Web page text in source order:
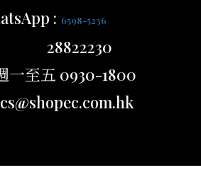
: 6598-5236
一至五 0930-1800